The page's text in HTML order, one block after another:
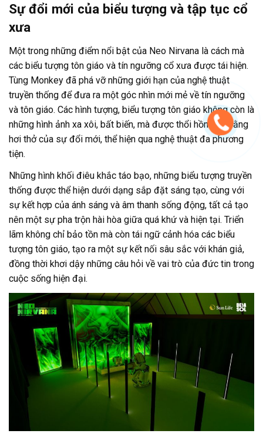
Sự đổi mới của biểu tượng và tập tục cổ
xưa
Một trong những điểm nổi bật của Neo Nirvana là cách mà
các biểu tượng tôn giáo và tín ngưỡng cổ xưa được tái hiện.
Tùng Monkey đã phá vỡ những giới hạn của nghệ thuật
truyền thống để đưa ra một góc nhìn mới mẻ về tín ngưỡng
và tôn giáo. Các hình tượng, biểu tượng tôn giáo không còn là
những hình ảnh xa xôi, bất biến, mà được thổi hồn vào bằng
hơi thở của sự đổi mới, thể hiện qua nghệ thuật đa phương
tiện.
Những hình khối điêu khắc táo bạo, những biểu tượng truyền
thống được thể hiện dưới dạng sắp đặt sáng tạo, cùng với
sự kết hợp của ánh sáng và âm thanh sống động, tất cả tạo
nên một sự pha trộn hài hòa giữa quá khứ và hiện tại. Triển
lãm không chỉ bảo tồn mà còn tái ngữ cảnh hóa các biểu
tượng tôn giáo, tạo ra một sự kết nối sâu sắc với khán giả,
đồng thời khơi dậy những câu hỏi về vai trò của đức tin trong
cuộc sống hiện đại.